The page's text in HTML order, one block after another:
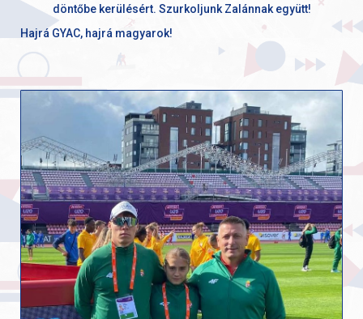
döntőbe kerülésért. Szurkoljunk Zalánnak együtt!
Hajrá GYAC, hajrá magyarok!